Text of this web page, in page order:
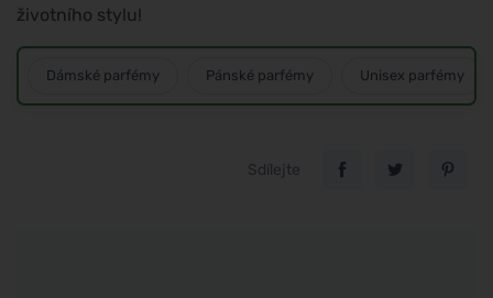
životního stylu!
Dámské parfémy Pánské parfémy Unisex parfémy
Sdílejte